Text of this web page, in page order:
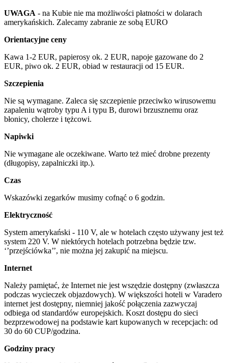
UWAGA - na Kubie nie ma możliwości płatności w dolarach
amerykańskich. Zalecamy zabranie ze sobą EURO
Orientacyjne ceny
Kawa 1-2 EUR, papierosy ok. 2 EUR, napoje gazowane do 2
EUR, piwo ok. 2 EUR, obiad w restauracji od 15 EUR.
Szczepienia
Nie są wymagane. Zaleca się szczepienie przeciwko wirusowemu
zapaleniu wątroby typu A i typu B, durowi brzusznemu oraz
błonicy, cholerze i tężcowi.
Napiwki
Nie wymagane ale oczekiwane. Warto też mieć drobne prezenty
(długopisy, zapalniczki itp.).
Czas
Wskazówki zegarków musimy cofnąć o 6 godzin.
Elektryczność
System amerykański - 110 V, ale w hotelach często używany jest też
system 220 V. W niektórych hotelach potrzebna będzie tzw.
‘’przejściówka’’, nie można jej zakupić na miejscu.
Internet
Należy pamiętać, że Internet nie jest wszędzie dostępny (zwłaszcza
podczas wycieczek objazdowych). W większości hoteli w Varadero
internet jest dostępny, niemniej jakość połączenia zazwyczaj
odbiega od standardów europejskich. Koszt dostępu do sieci
bezprzewodowej na podstawie kart kupowanych w recepcjach: od
30 do 60 CUP/godzina.
Godziny pracy